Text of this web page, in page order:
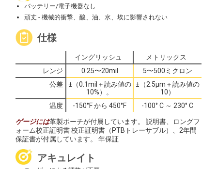
バッテリー/電子機器なし
頑丈 - 機械的衝撃、酸、油、水、埃に影響されない
仕様
イングリッシュ
メトリックス
レンジ
0.25〜20mil
5〜500ミクロン
公差
±（0.1mil＋読み値の
10%）。
±（2.5μm＋読み値の
10）
温度
-150°F から 450°F -100° C ～ 230° C
ゲージには革製ポーチが付属しています。 説明書、ロングフ
ォーム校正証明書 校正証明書（PTBトレーサブル）、2年間
保証書が付属しています。 年保証
アキュレイト